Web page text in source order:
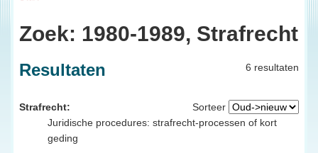
Zoek: 1980-1989, Strafrecht
6 resultaten
Resultaten
Sorteer
Strafrecht:
Juridische procedures: strafrecht-processen of kort
geding